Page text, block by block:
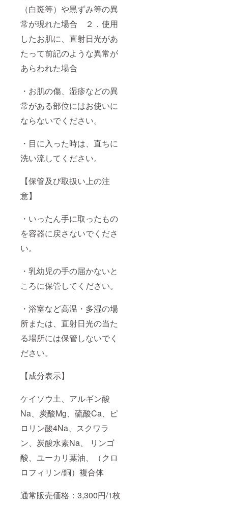
（白斑等）や黒ずみ等の異
常が現れた場合 ２．使用
したお肌に、直射日光があ
たって前記のような異常が
あらわれた場合
・お肌の傷、湿疹などの異
常がある部位にはお使いに
ならないでください。
・目に入った時は、直ちに
洗い流してください。
【保管及び取扱い上の注
意】
・いったん手に取ったもの
を容器に戻さないでくださ
い。
・乳幼児の手の届かないと
ころに保管してください。
・浴室など高温・多湿の場
所または、直射日光の当た
る場所には保管しないでく
ださい。
【成分表示】
ケイソウ土、アルギン酸
Na、炭酸Mg、硫酸Ca、ピ
ロリン酸4Na、スクワラ
ン、炭酸水素Na、 リンゴ
酸、ユーカリ葉油、（クロ
ロフィリン/銅）複合体
通常販売価格：3,300円/1枚